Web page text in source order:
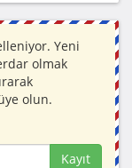
Yeni
olmak
olun.
Kayıt